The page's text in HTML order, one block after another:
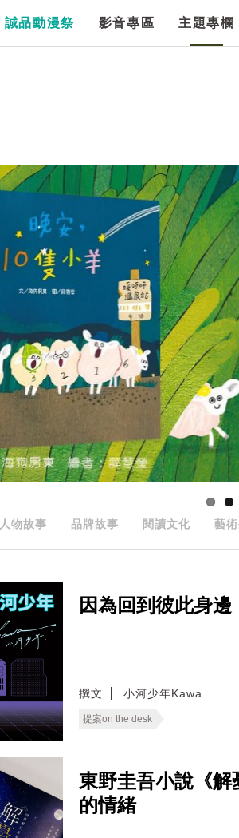
誠品動漫祭 影音專區 主題專欄
人物故事 品牌故事 閱讀文化 藝
因為回到彼此身
撰文 小河少年Kawa
提案on the desk
東野圭吾小說《解
的情緒